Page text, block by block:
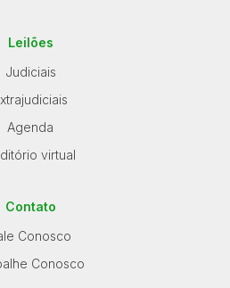
Leilões
Judiciais
Agenda
virtual
Contato
Conosco
Conosco